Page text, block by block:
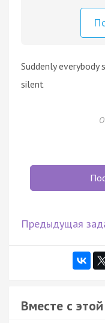
Suddenly everybody
silent
Предыдущая
Вместе с